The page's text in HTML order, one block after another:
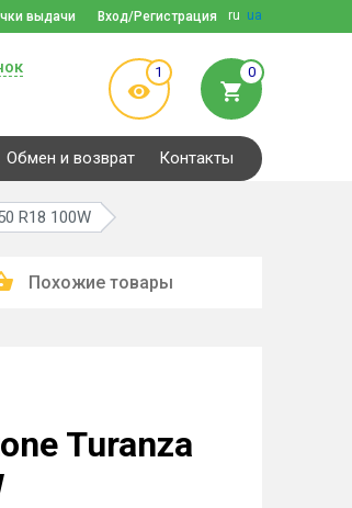
ru ua
Вход/Регистрация
выдачи
1 0
Обмен и возврат Контакты
R18 100W
Похожие товары
Turanza